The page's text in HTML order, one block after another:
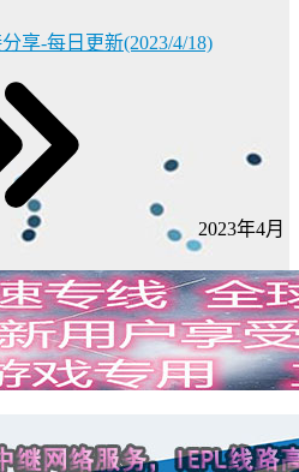
享-每日更新(2023/4/18)
2023年4月